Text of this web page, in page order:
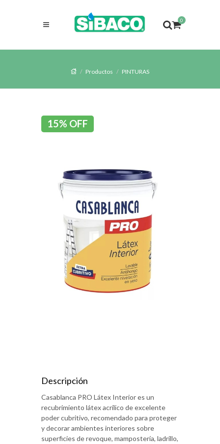
0
Productos PINTURAS
15% OFF
Descripción
Casablanca PRO Látex Interior es un
recubrimiento látex acrílico de excelente
poder cubritivo, recomendado para proteger
y decorar ambientes interiores sobre
superficies de revoque, mampostería, ladrillo,